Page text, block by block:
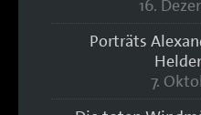
16.
Porträts
7.